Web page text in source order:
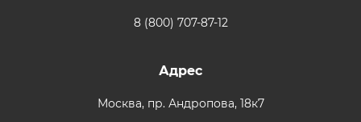
8 (800) 707-87-12
Адрес
Москва,пр. Андропова, 18к7